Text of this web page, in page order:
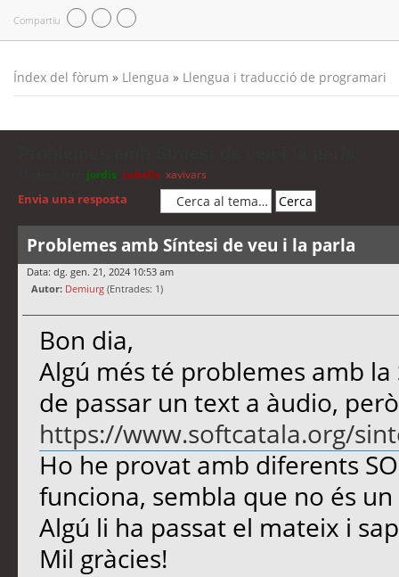
Compartiu
Índex del fòrum » Llengua » Llengua i traducció de programari
jordis cubells xavivars
Envia una resposta
Problemes amb Síntesi de veu i la parla
Data: dg. gen. 21, 2024 10:53 am
Autor: Demiurg (Entrades: 1)
Bon dia,
Algú més té problemes amb
de passar un text a àudio,
https://www.softcatala.org/
Ho he provat amb diferents
funciona, sembla que no és
Algú li ha passat el mateix i
Mil gràcies!